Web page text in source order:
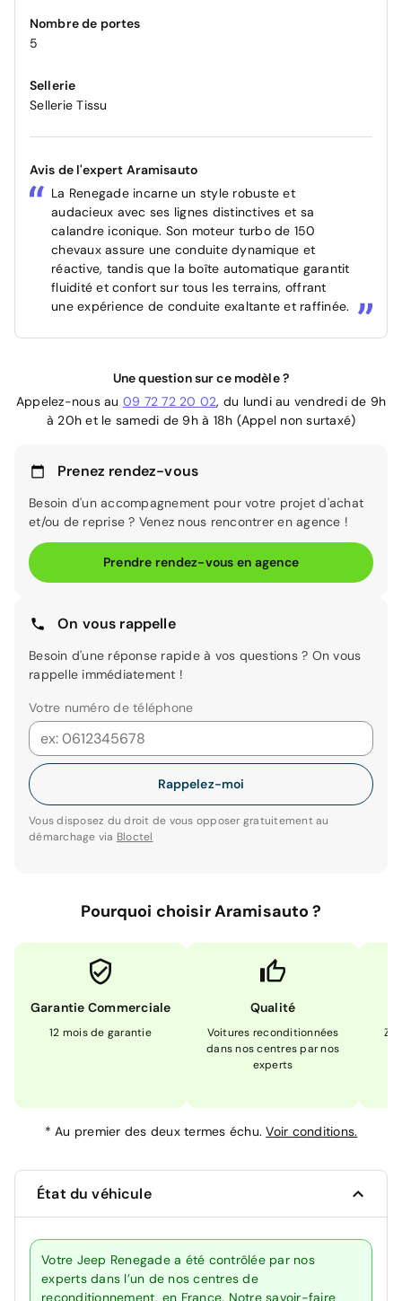
Nombre de portes
5
Sellerie
Sellerie Tissu
Avis de l'expert Aramisauto
La Renegade incarne un style robuste et
audacieux avec ses lignes distinctives et sa
calandre iconique. Son moteur turbo de 150
chevaux assure une conduite dynamique et
réactive, tandis que la boîte automatique garantit
fluidité et confort sur tous les terrains, offrant
une expérience de conduite exaltante et raffinée.
Une question sur ce modèle ?
Appelez-nous au 09 72 72 20 02, du lundi au vendredi de 9h
à 20h et le samedi de 9h à 18h (Appel non surtaxé)
Prenez rendez-vous
Besoin d'un accompagnement pour votre projet d'achat
et/ou de reprise ? Venez nous rencontrer en agence !
Prendre rendez-vous en agence
On vous rappelle
Besoin d'une réponse rapide à vos questions ? On vous
rappelle immédiatement !
Votre numéro de téléphone
Rappelez-moi
Vous disposez du droit de vous opposer gratuitement au
démarchage via Bloctel
Pourquoi choisir Aramisauto ?
Garantie Commerciale
12 mois de garantie
Qualité
Voitures reconditionnées
dans nos centres par nos
experts
*Au premier des deux termes échu.Voir conditions.
État du véhicule
Votre Jeep Renegade a été contrôlée par nos
experts dans l’un de nos centres de
reconditionnement, en France. Notre savoir-faire